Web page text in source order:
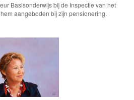
Basisonderwijs bij de Inspectie van het
aangeboden bij zijn pensionering.